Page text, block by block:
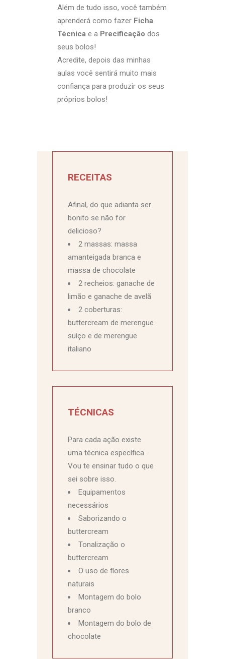
Além de tudo isso, você também
aprenderá como fazer Ficha
Técnica e a Precificação dos
seus bolos!
Acredite, depois das minhas
aulas você sentirá muito mais
confiança para produzir os seus
próprios bolos!
RECEITAS
Afinal, do que adianta ser
bonito se não for
delicioso?
2 massas: massa
amanteigada branca e
massa de chocolate
2 recheios: ganache de
limão e ganache de avelã
2 coberturas:
buttercream de merengue
suíço e de merengue
italiano
TÉCNICAS
Para cada ação existe
uma técnica específica.
Vou te ensinar tudo o que
sei sobre isso.
Equipamentos
necessários
Saborizando o
buttercream
Tonalização o
buttercream
O uso de flores
naturais
Montagem do bolo
branco
Montagem do bolo de
chocolate